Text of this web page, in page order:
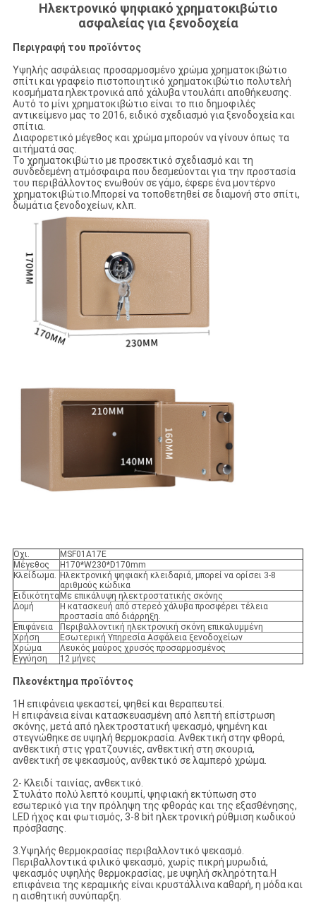
Ηλεκτρονικό ψηφιακό χρηματοκιβώτιο
ασφαλείας για ξενοδοχεία
Περιγραφή του προϊόντος
Υψηλής ασφάλειας προσαρμοσμένο χρώμα χρηματοκιβώτιο
σπίτι και γραφείο πιστοποιητικό χρηματοκιβώτιο πολυτελή
κοσμήματα ηλεκτρονικά από χάλυβα ντουλάπι αποθήκευσης.
Αυτό το μίνι χρηματοκιβώτιο είναι το πιο δημοφιλές
αντικείμενο μας το 2016, ειδικό σχεδιασμό για ξενοδοχεία και
σπίτια.
Διαφορετικό μέγεθος και χρώμα μπορούν να γίνουν όπως τα
αιτήματά σας.
Το χρηματοκιβώτιο με προσεκτικό σχεδιασμό και τη
συνδεδεμένη ατμόσφαιρα που δεσμεύονται για την προστασία
του περιβάλλοντος ενωθούν σε γάμο, έφερε ένα μοντέρνο
χρηματοκιβώτιο.Μπορεί να τοποθετηθεί σε διαμονή στο σπίτι,
δωμάτια ξενοδοχείων, κλπ.
Οχι.
MSF01A17E
Μέγεθος
H170*W230*D170mm
Κλείδωμα.
Ηλεκτρονική ψηφιακή κλειδαριά, μπορεί να ορίσει 3-8
αριθμούς κώδικα
Ειδικότητα Με επικάλυψη ηλεκτροστατικής σκόνης
Δομή
Η κατασκευή από στερεό χάλυβα προσφέρει τέλεια
προστασία από διάρρηξη.
Επιφάνεια
Περιβαλλοντική ηλεκτρονική σκόνη επικαλυμμένη
Χρήση
Εσωτερική Υπηρεσία Ασφάλεια ξενοδοχείων
Χρώμα
Λευκός μαύρος χρυσός προσαρμοσμένος
Εγγύηση
12 μήνες
Πλεονέκτημα προϊόντος
1Η επιφάνεια ψεκαστεί, ψηθεί και θεραπευτεί.
Η επιφάνεια είναι κατασκευασμένη από λεπτή επίστρωση
σκόνης, μετά από ηλεκτροστατική ψεκασμό, ψημένη και
στεγνώθηκε σε υψηλή θερμοκρασία. Ανθεκτική στην φθορά,
ανθεκτική στις γρατζουνιές, ανθεκτική στη σκουριά,
ανθεκτική σε ψεκασμούς, ανθεκτικό σε λαμπερό χρώμα.
2- Κλειδί ταινίας, ανθεκτικό.
Στυλάτο πολύ λεπτό κουμπί, ψηφιακή εκτύπωση στο
εσωτερικό για την πρόληψη της φθοράς και της εξασθένησης,
LED ήχος και φωτισμός, 3-8 bit ηλεκτρονική ρύθμιση κωδικού
πρόσβασης.
3.Υψηλής θερμοκρασίας περιβαλλοντικό ψεκασμό.
Περιβαλλοντικά φιλικό ψεκασμό, χωρίς πικρή μυρωδιά,
ψεκασμός υψηλής θερμοκρασίας, με υψηλή σκληρότητα.Η
επιφάνεια της κεραμικής είναι κρυστάλλινα καθαρή, η μόδα και
η αισθητική συνύπαρξη.